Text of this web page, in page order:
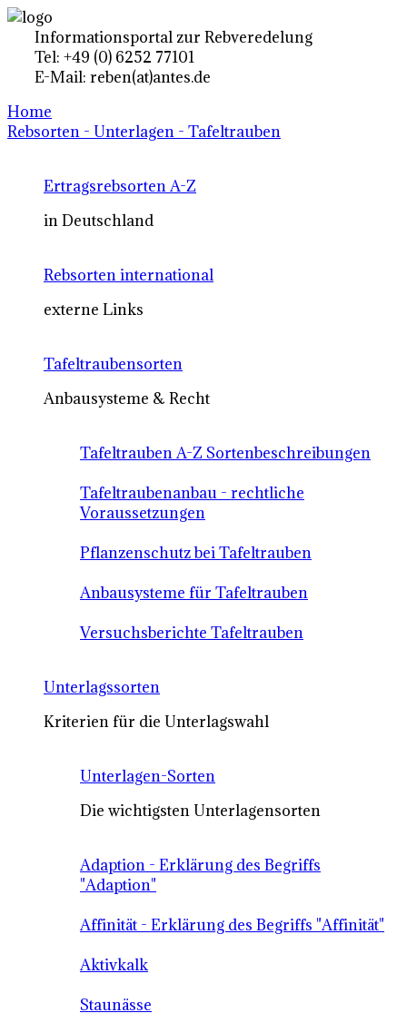
Informationsportal zur Rebveredelung
Tel: +49 (0) 6252 77101
E-Mail: reben(at)antes.de
Home
Rebsorten - Unterlagen - Tafeltrauben
Ertragsrebsorten A-Z
in Deutschland
Rebsorten international
externe Links
Tafeltraubensorten
Anbausysteme & Recht
Tafeltrauben A-Z Sortenbeschreibungen
Tafeltraubenanbau - rechtliche
Voraussetzungen
Pflanzenschutz bei Tafeltrauben
Anbausysteme für Tafeltrauben
Versuchsberichte Tafeltrauben
Unterlagssorten
Kriterien für die Unterlagswahl
Unterlagen-Sorten
Die wichtigsten Unterlagensorten
Adaption - Erklärung des Begriffs
"Adaption"
Affinität - Erklärung des Begriffs "Affinität"
Aktivkalk
Staunässe